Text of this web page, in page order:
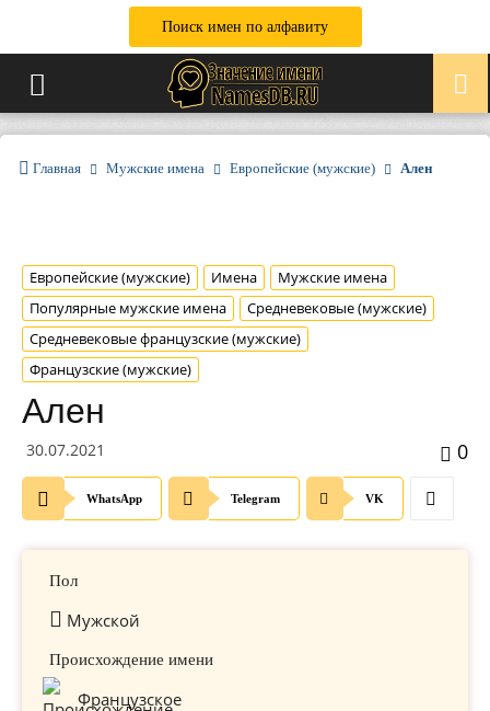
Поиск имен по алфавиту
Главная Мужские имена Европейские (мужские) Ален
Европейские (мужские) Имена
Мужские имена
Популярные мужские имена
Средневековые (мужские)
Средневековые французские (мужские)
Французские (мужские)
Ален
30.07.2021 0
WhatsApp Telegram VK
Пол
Мужской
Происхождение имени
Французское